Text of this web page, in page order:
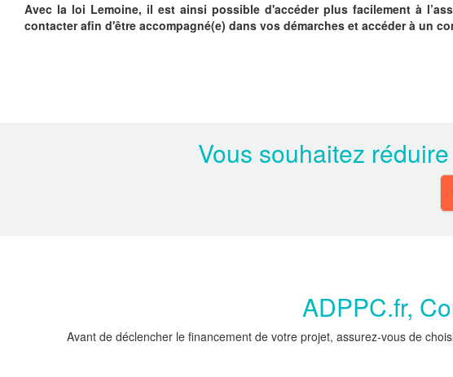
Avec la loi Lemoine, il est ainsi possible d'accéder plus facilement à
contacter afin d'être accompagné(e) dans vos démarches et accéder à un
Vous souhaitez
ADPPC.fr,
Avant de déclencher le financement de votre projet, assurez-vous de